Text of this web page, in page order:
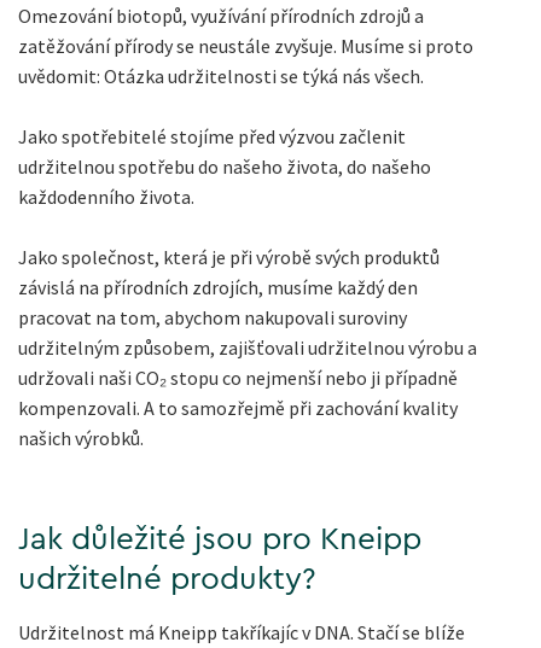
Omezování biotopů, využívání přírodních zdrojů a
zatěžování přírody se neustále zvyšuje. Musíme si proto
uvědomit: Otázka udržitelnosti se týká nás všech.
Jako spotřebitelé stojíme před výzvou začlenit
udržitelnou spotřebu do našeho života, do našeho
každodenního života.
Jako společnost, která je při výrobě svých produktů
závislá na přírodních zdrojích, musíme každý den
pracovat na tom, abychom nakupovali suroviny
udržitelným způsobem, zajišťovali udržitelnou výrobu a
udržovali naši CO₂ stopu co nejmenší nebo ji případně
kompenzovali. A to samozřejmě při zachování kvality
našich výrobků.
Jak důležité jsou pro Kneipp
udržitelné produkty?
Udržitelnost má Kneipp takříkajíc v DNA. Stačí se blíže